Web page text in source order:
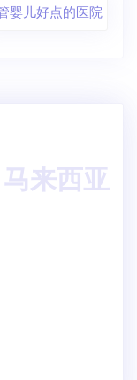
婴儿好点的医院
马来西亚